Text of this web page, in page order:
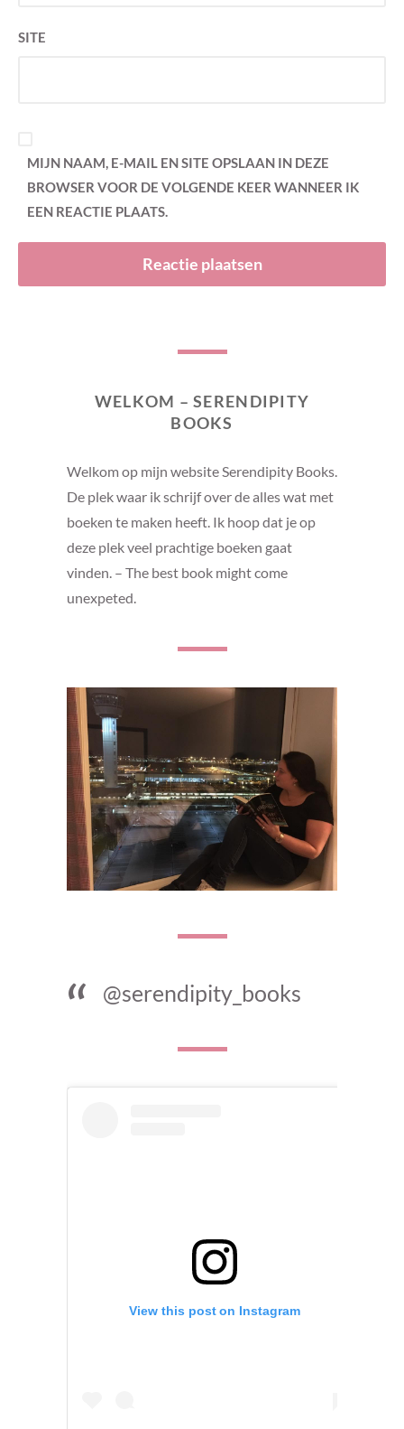
SITE
MIJN NAAM, E-MAIL EN SITE OPSLAAN IN DEZE
BROWSER VOOR DE VOLGENDE KEER WANNEER IK
EEN REACTIE PLAATS.
WELKOM – SERENDIPITY
BOOKS
Welkom op mijn website Serendipity Books.
De plek waar ik schrijf over de alles wat met
boeken te maken heeft. Ik hoop dat je op
deze plek veel prachtige boeken gaat
vinden. – The best book might come
unexpeted.
@serendipity_books
View this post on Instagram